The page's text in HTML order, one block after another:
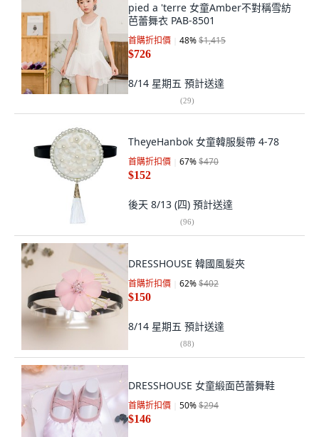
pied a 'terre 女童Amber不對稱雪紡
芭蕾舞衣 PAB-8501
首購折扣價 48%$1,415
$726
8/14 星期五 預計送達
(29)
TheyeHanbok 女童韓服髮帶 4-78
首購折扣價 67%$470
$152
後天 8/13 (四) 預計送達
(96)
DRESSHOUSE 韓國風髮夾
首購折扣價 62%$402
$150
8/14 星期五 預計送達
(88)
DRESSHOUSE 女童緞面芭蕾舞鞋
首購折扣價 50%$294
$146